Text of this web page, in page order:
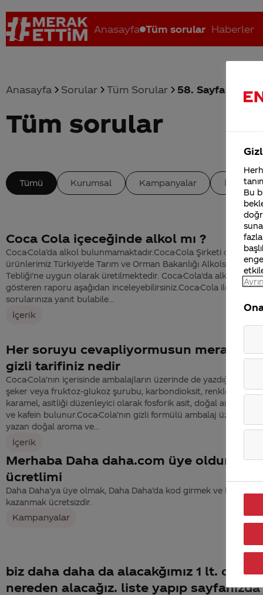
Anasayfa Tüm sorular Haberler
Coca-Cola nerenin malı? Coca cola İsrail malı mı Yani ...
Anasayfa Sorular Tüm Sorular 58. Sayfa
Tüm sorular
Tümü Kurumsal Kampanyalar İçerik
Coca Cola içeceğinde alkol mı ?
Coca-Cola’da alkol bulunmamaktadır.Coca-Cola Şirketi olarak
ürünlerimiz Türkiye’de Tarım ve Orman Bakanlığı Alkolsüz
Tebliği’ne uygun olarak üretilmektedir. Coca-Cola'da alkol
gösteren raporu aşağıdan inceleyebilirsiniz.Coca-Cola ile ilgili
sorularınıza yanıt bulabile...
İçerik
Her soruyu cevapliyormusun merak
gizli tarifiniz nedir
Coca-Cola’nın içerisinde ambalajların üzerinde de yazdığı gibi su,
şeker veya fruktoz-glukoz şurubu, karbondioksit, renklendirici
karamel, asitliği düzenleyici olarak fosforik asit, doğal aroma
ve kafein bulunur.Coca-Cola’nın gizli formülü ambalaj üzerinde de
yazan doğal aroma ve...
İçerik
Merhaba Daha daha.com üye oldum,
ücretlimi
Daha Daha’ya üye olmak, Daha Daha’da kod girmek ve hediye
kazanmak ücretsizdir.
Kampanyalar
biz daha daha da alacakğımız 1 lt. colaları
nereden alacağız. liste yapıp sayfanızda
Bu